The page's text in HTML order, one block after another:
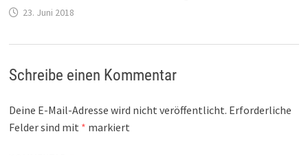
23. Juni 2018
Schreibe einen Kommentar
Deine E-Mail-Adresse wird nicht veröffentlicht. Erforderliche
Felder sind mit * markiert